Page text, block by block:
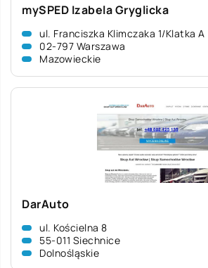
mySPED Izabela Gryglicka
ul. Franciszka Klimczaka 1/Klatka A
02-797 Warszawa
Mazowieckie
DarAuto
ul. Kościelna 8
55-011 Siechnice
Dolnośląskie